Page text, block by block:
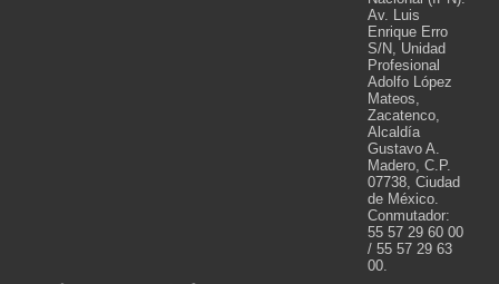
Av. Luis
Enrique Erro
S/N, Unidad
Profesional
Adolfo López
Mateos,
Zacatenco,
Alcaldía
Gustavo A.
Madero, C.P.
07738, Ciudad
de México.
Conmutador:
55 57 29 60 00
/ 55 57 29 63
00.